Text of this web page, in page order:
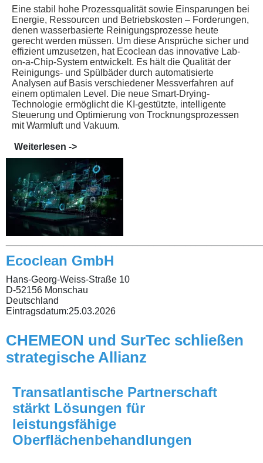
Eine stabil hohe Prozessqualität sowie Einsparungen bei
Energie, Ressourcen und Betriebskosten – Forderungen,
denen wasserbasierte Reinigungsprozesse heute
gerecht werden müssen. Um diese Ansprüche sicher und
effizient umzusetzen, hat Ecoclean das innovative Lab-
on-a-Chip-System entwickelt. Es hält die Qualität der
Reinigungs- und Spülbäder durch automatisierte
Analysen auf Basis verschiedener Messverfahren auf
einem optimalen Level. Die neue Smart-Drying-
Technologie ermöglicht die KI-gestützte, intelligente
Steuerung und Optimierung von Trocknungsprozessen
mit Warmluft und Vakuum.
Weiterlesen ->
Ecoclean GmbH
Hans-Georg-Weiss-Straße 10
D-52156 Monschau
Deutschland
Eintragsdatum:25.03.2026
CHEMEON und SurTec schließen
strategische Allianz
Transatlantische Partnerschaft
stärkt Lösungen für
leistungsfähige
Oberflächenbehandlungen